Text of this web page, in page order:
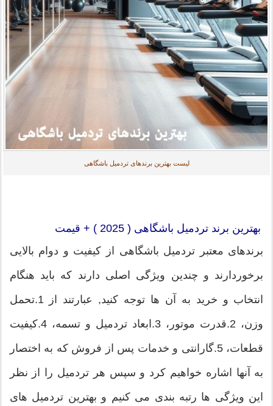
لیست بهترین برندهای تردمیل باشگاهی
بهترین برند تردمیل باشگاهی ( 2025 ) + قیمت
برندهای معتبر تردمیل باشگاهی از کیفیت و دوام بالایی
برخوردارند و چندین ویژگی اصلی دارند که باید هنگام
انتخاب و خرید به آن ها توجه کنید, عبارتند از 1.تحمل
وزن، 2.قدرت موتور، 3.ابعاد تردمیل و تسمه، 4.کیفیت
قطعات، 5.گارانتی و خدمات پس از فروش که به اختصار
به آنها اشاره خواهیم کرد و سپس هر تردمیل را از نظر
این ویژگی ها رتبه بندی می کنیم و بهترین تردمیل های